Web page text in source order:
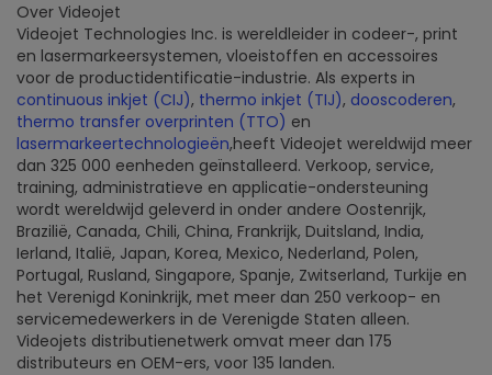
Over Videojet
Videojet Technologies Inc. is wereldleider in codeer-, print
en lasermarkeersystemen, vloeistoffen en accessoires
voor de productidentificatie-industrie. Als experts in
continuous inkjet (CIJ), thermo inkjet (TIJ), dooscoderen,
thermo transfer overprinten (TTO) en
lasermarkeertechnologieën,heeft Videojet wereldwijd meer
dan 325 000 eenheden geïnstalleerd. Verkoop, service,
training, administratieve en applicatie-ondersteuning
wordt wereldwijd geleverd in onder andere Oostenrijk,
Brazilië, Canada, Chili, China, Frankrijk, Duitsland, India,
Ierland, Italië, Japan, Korea, Mexico, Nederland, Polen,
Portugal, Rusland, Singapore, Spanje, Zwitserland, Turkije en
het Verenigd Koninkrijk, met meer dan 250 verkoop- en
servicemedewerkers in de Verenigde Staten alleen.
Videojets distributienetwerk omvat meer dan 175
distributeurs en OEM-ers, voor 135 landen.